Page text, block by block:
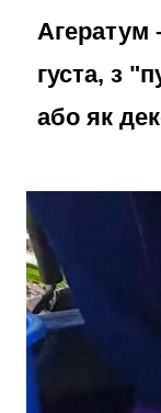
Агератум
густа, з
або як